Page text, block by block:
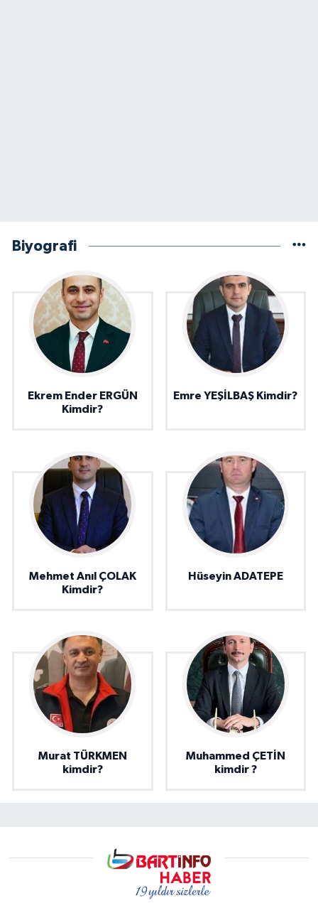
Biyografi
Ekrem Ender ERGÜN
Kimdir?
Emre YEŞİLBAŞ Kimdir?
Mehmet Anıl ÇOLAK
Kimdir?
Hüseyin ADATEPE
Murat TÜRKMEN
kimdir?
Muhammed ÇETİN
kimdir ?